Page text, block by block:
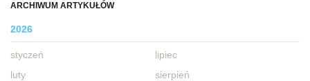
ARCHIWUM ARTYKUŁÓW
2026
styczeń
luty
lipiec
sierpień